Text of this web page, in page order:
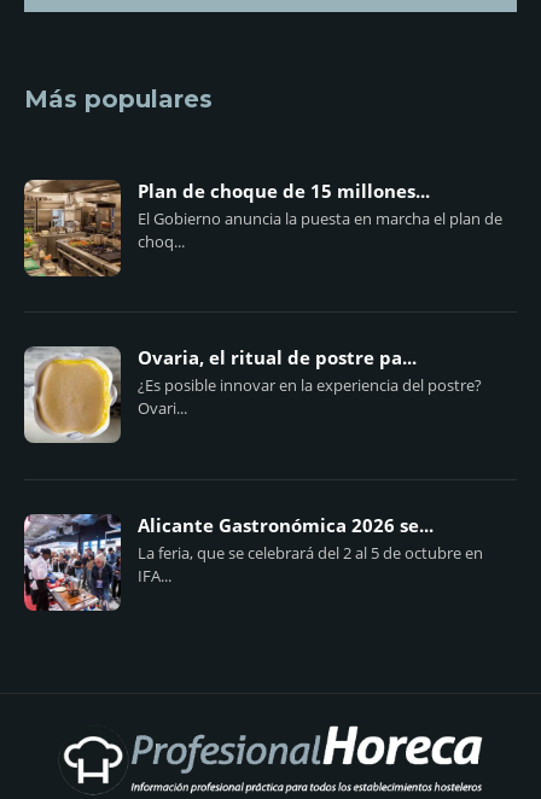
Más populares
Plan de choque de 15 millones...
El Gobierno anuncia la puesta en marcha el plan de
choq...
Ovaria, el ritual de postre pa...
¿Es posible innovar en la experiencia del postre?
Ovari...
Alicante Gastronómica 2026 se...
La feria, que se celebrará del 2 al 5 de octubre en
IFA...